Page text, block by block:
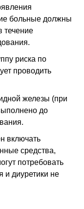
больные должны
течение
риска по
проводить
железы (при
до
включать
средства,
потребовать
и диуретики не